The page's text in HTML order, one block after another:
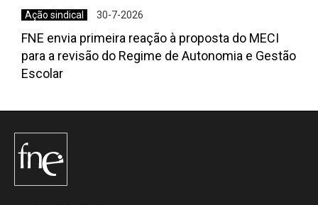
Ação sindical 30-7-2026
FNE envia primeira reação à proposta do MECI
para a revisão do Regime de Autonomia e Gestão
Escolar